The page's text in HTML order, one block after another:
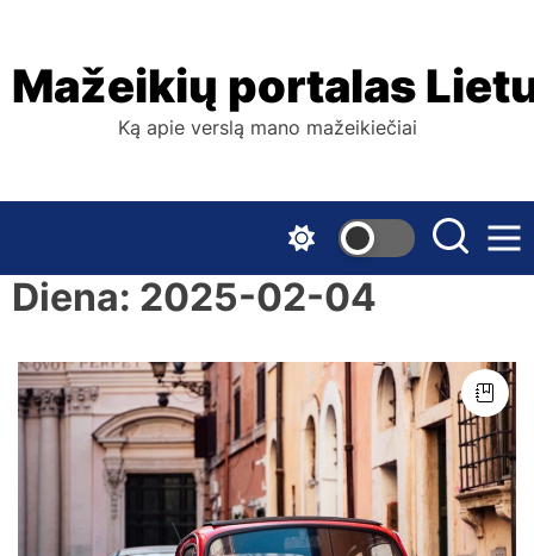
the
content
Mažeikių portalas
Ką apie verslą mano mažeikiečiai
Diena: 2025-02-04